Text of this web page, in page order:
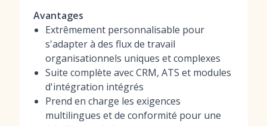
Avantages
Extrêmement personnalisable pour
s'adapter à des flux de travail
organisationnels uniques et complexes
Suite complète avec CRM, ATS et modules
d'intégration intégrés
Prend en charge les exigences
multilingues et de conformité pour une